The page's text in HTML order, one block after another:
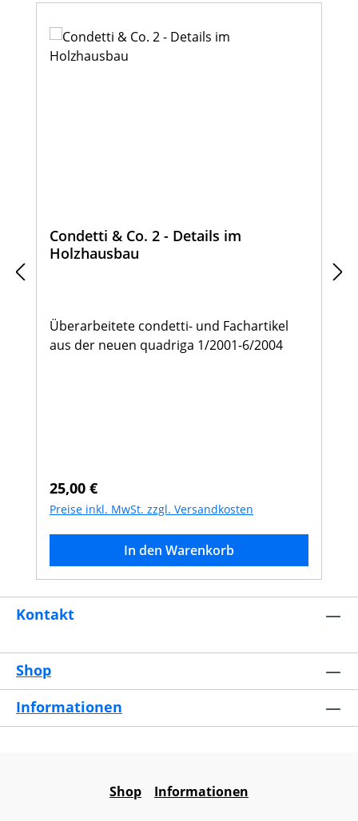
Condetti & Co. 2 - Details im
Holzhausbau
Überarbeitete condetti- und Fachartikel
aus der neuen quadriga 1/2001-6/2004
Regulärer Preis:
25,00 €
Preise inkl. MwSt. zzgl. Versandkosten
In den Warenkorb
Kontakt
Shop
Informationen
Shop Informationen